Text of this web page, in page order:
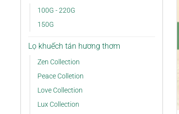
100G - 220G
150G
Lọ khuếch tán hương thơm
Zen Collection
Peace Colletion
Love Collection
Lux Collection